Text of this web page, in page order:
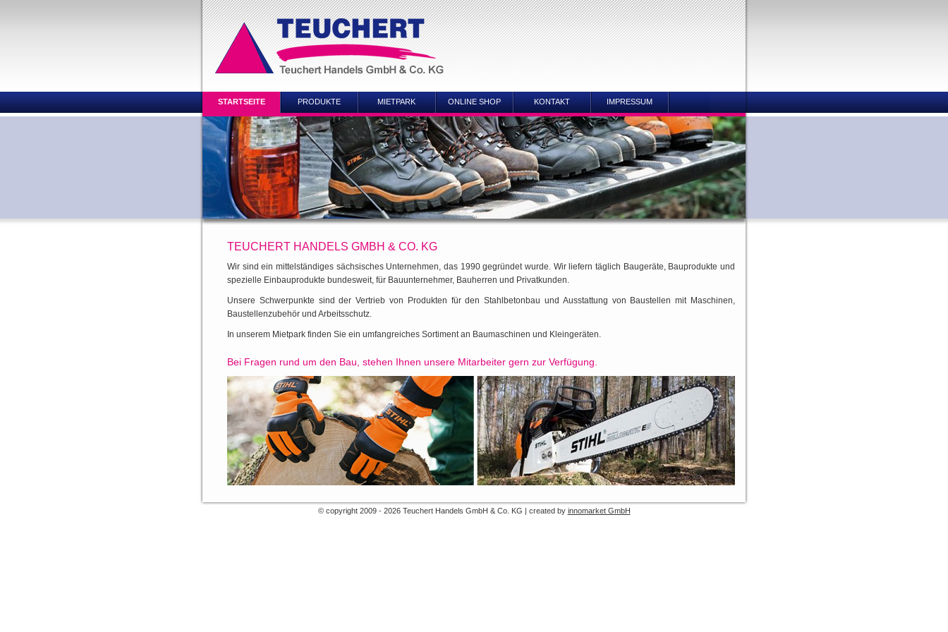
STARTSEITE PRODUKTE MIETPARK ONLINE SHOP KONTAKT IMPRESSUM
TEUCHERT HANDELS GMBH & CO. KG
Wir sind ein mittelständiges sächsisches Unternehmen, das 1990 gegründet wurde. Wir liefern täglich Baugeräte, Bauprodukte und
spezielle Einbauprodukte bundesweit, für Bauunternehmer, Bauherren und Privatkunden.
Unsere Schwerpunkte sind der Vertrieb von Produkten für den Stahlbetonbau und Ausstattung von Baustellen mit Maschinen,
Baustellenzubehör und Arbeitsschutz.
In unserem Mietpark finden Sie ein umfangreiches Sortiment an Baumaschinen und Kleingeräten.
Bei Fragen rund um den Bau, stehen Ihnen unsere Mitarbeiter gern zur Verfügung.
© copyright 2009 - 2026 Teuchert Handels GmbH & Co. KG | created by innomarket GmbH